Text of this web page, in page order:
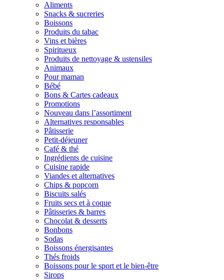
Aliments
Snacks & sucreries
Boissons
Produits du tabac
Vins et bières
Spiritueux
Produits de nettoyage & ustensiles
Animaux
Pour maman
Bébé
Bons & Cartes cadeaux
Promotions
Nouveau dans l’assortiment
Alternatives responsables
Pâtisserie
Petit-déjeuner
Café & thé
Ingrédients de cuisine
Cuisine rapide
Viandes et alternatives
Chips & popcorn
Biscuits salés
Fruits secs et à coque
Pâtisseries & barres
Chocolat & desserts
Bonbons
Sodas
Boissons énergisantes
Thés froids
Boissons pour le sport et le bien-être
Sirops